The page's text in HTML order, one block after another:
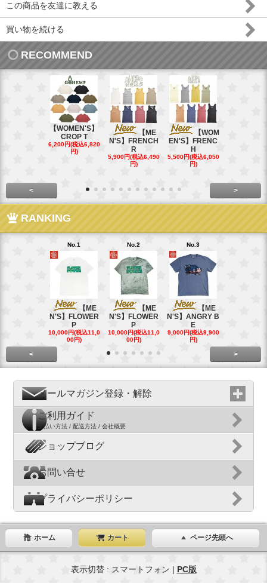
この商品を友達に教える
買い物を続ける
RECOMMEND
【WOMEN'S】
CROP T
6,200円(税込6,820
円)
【ME
N'S】FRENCH
R
5,900円(税込6,490
円)
【WOM
EN'S】FRENC
H
5,500円(税込6,050
円)
< >
RANKING
No.1
【ME
N'S】FLOWER
P
10,000円(税込11,0
00円)
No.2
【ME
N'S】FLOWER
P
10,000円(税込11,0
00円)
No.3
【ME
N'S】ANGRY B
E
9,000円(税込9,900
円)
< >
メールマガジン登録・解除
ご利用ガイド
支払い方法 / 配送方法 / 会社概要
ショップブログ
お問い合せ
プライバシーポリシー
ホーム カート ページ先頭へ
表示切替 : スマートフォン | PC版